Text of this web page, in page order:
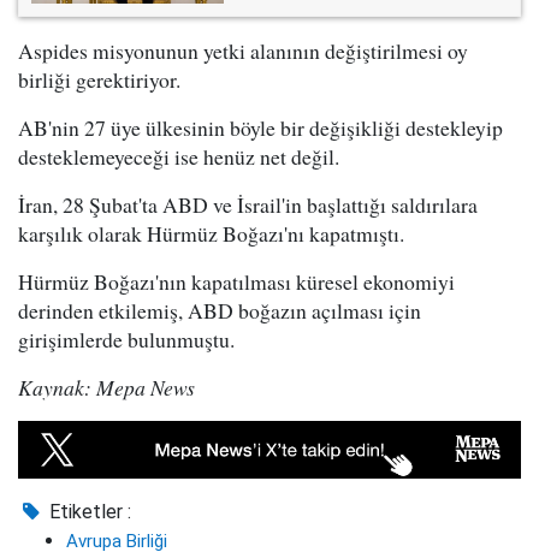
Aspides misyonunun yetki alanının değiştirilmesi oy
birliği gerektiriyor.
AB'nin 27 üye ülkesinin böyle bir değişikliği destekleyip
desteklemeyeceği ise henüz net değil.
İran, 28 Şubat'ta ABD ve İsrail'in başlattığı saldırılara
karşılık olarak Hürmüz Boğazı'nı kapatmıştı.
Hürmüz Boğazı'nın kapatılması küresel ekonomiyi
derinden etkilemiş, ABD boğazın açılması için
girişimlerde bulunmuştu.
Kaynak: Mepa News
Etiketler :
Avrupa Birliği